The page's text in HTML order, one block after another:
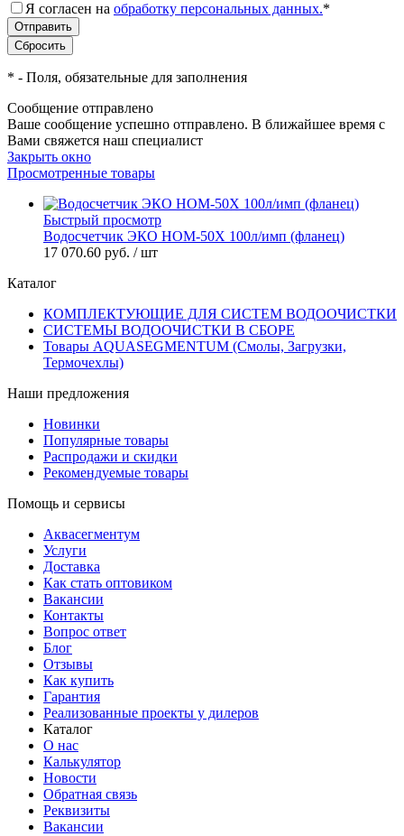
Я согласен на обработку персональных данных.*
* - Поля, обязательные для заполнения
Сообщение отправлено
Ваше сообщение успешно отправлено. В ближайшее время с
Вами свяжется наш специалист
Закрыть окно
Просмотренные товары
Быстрый просмотр
Водосчетчик ЭКО НОМ-50Х 100л/имп (фланец)
17 070.60 руб. / шт
Каталог
КОМПЛЕКТУЮЩИЕ ДЛЯ СИСТЕМ ВОДООЧИСТКИ
СИСТЕМЫ ВОДООЧИСТКИ В СБОРЕ
Товары AQUASEGMENTUM (Смолы, Загрузки,
Термочехлы)
Наши предложения
Новинки
Популярные товары
Распродажи и скидки
Рекомендуемые товары
Помощь и сервисы
Аквасегментум
Услуги
Доставка
Как стать оптовиком
Вакансии
Контакты
Вопрос ответ
Блог
Отзывы
Как купить
Гарантия
Реализованные проекты у дилеров
Каталог
О нас
Калькулятор
Новости
Обратная связь
Реквизиты
Вакансии